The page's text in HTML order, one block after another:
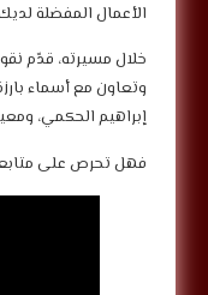
الأعمال المفضلة
خلال مسيرته، قدّم
وتعاون مع أسماء
إبراهيم الحكمي،
فهل تحرص على